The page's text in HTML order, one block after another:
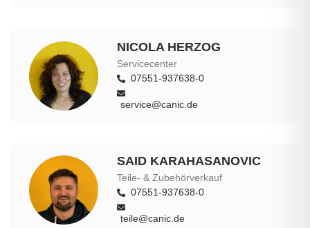
NICOLA HERZOG
Servicecenter
07551-937638-0
service@canic.de
SAID KARAHASANOVIC
Teile- & Zubehörverkauf
07551-937638-0
teile@canic.de